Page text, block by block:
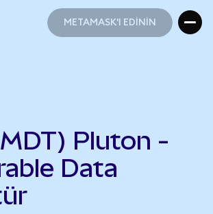
METAMASK'I EDİNİN
Pluton -
Data